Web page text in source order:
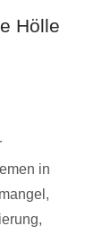
Hölle
in